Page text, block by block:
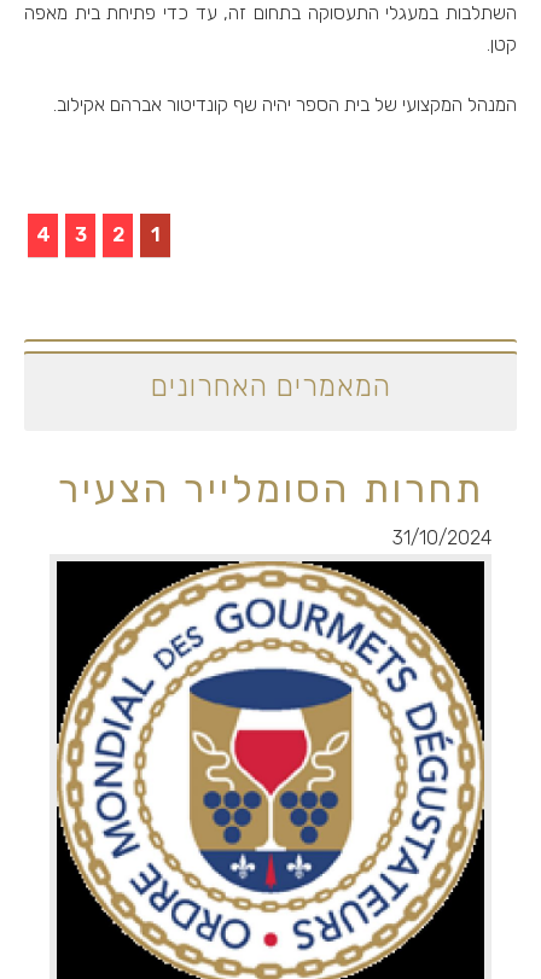
המאמרים האחרונים
תחרות הסומלייר הצעיר
31/10/2024
השתלבות במעגלי התעסוקה בתחום זה, עד כדי פתיחת בית מאפה
קטן.
המנהל המקצועי של בית הספר יהיה שף קונדיטור אברהם אקילוב.
1
2
3
4